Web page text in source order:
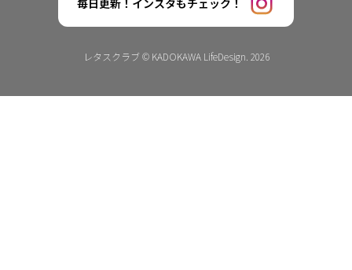
毎日更新！インスタもチェック！
レタスクラブ © KADOKAWA LifeDesign. 2026